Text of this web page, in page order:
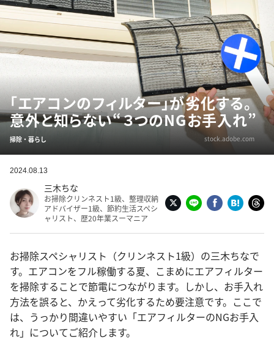
「エアコンのフィルター」が劣化する。
意外と知らない“３つのNGお手入れ”
掃除・暮らし stock.adobe.com
2024.08.13
三木ちな
お掃除クリンネスト1級、整理収納
アドバイザー1級、節約生活スペシ
ャリスト、歴20年業スーマニア
お掃除スペシャリスト（クリンネスト1級）の三木ちなで
す。エアコンをフル稼働する夏、こまめにエアフィルター
を掃除することで節電につながります。しかし、お手入れ
方法を誤ると、かえって劣化するため要注意です。ここで
は、うっかり間違いやすい「エアフィルターのNGお手入
れ」についてご紹介します。